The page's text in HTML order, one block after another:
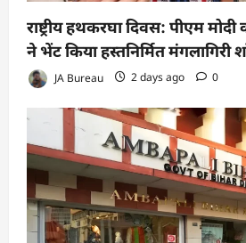
राष्ट्रीय हथकरघा दिवस: पीएम
ने भेंट किया हस्तनिर्मित मंगलागिरी
JA Bureau 2 days ago 0